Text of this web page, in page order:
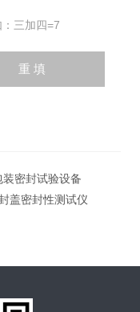
三加四=7
密封试验设备
盖密封性测试仪